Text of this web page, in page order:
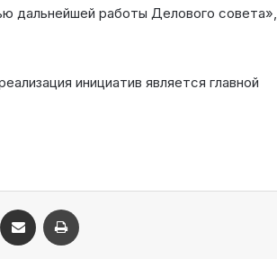
дальнейшей работы Делового совета»,
инициатив является главной